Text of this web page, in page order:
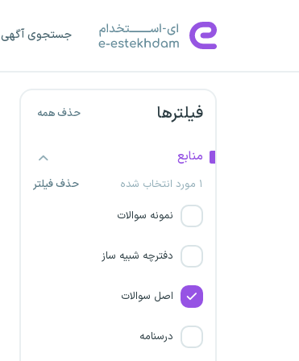
جستجوی آگهی
فیلترها حذف همه
منابع
۱ مورد انتخاب شده
حذف فیلتر
نمونه سوالات
دفترچه شبیه ساز
اصل سوالات
درسنامه
شرکت پخش فراورده های نفتی
فارس
سنندج
پتروشیمی جم
فراخوان تاسیس دفاتر خدمات
الکترونیک قضایی